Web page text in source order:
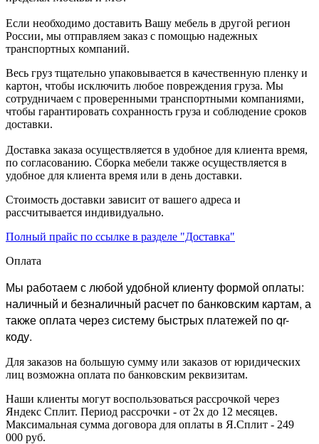
Если необходимо доставить Вашу мебель в другой регион
России, мы отправляем заказ с помощью надежных
транспортных компаний.
Весь груз тщательно упаковывается в качественную пленку и
картон, чтобы исключить любое повреждения груза. Мы
сотрудничаем с проверенными транспортными компаниями,
чтобы гарантировать сохранность груза и соблюдение сроков
доставки.
Доставка заказа осуществляется в удобное для клиента время,
по согласованию. Сборка мебели также осуществляется в
удобное для клиента время или в день доставки.
Стоимость доставки зависит от вашего адреса и
рассчитывается индивидуально.
Полный прайс по ссылке в разделе "Доставка"
Оплата
Мы работаем с любой удобной клиенту формой оплаты:
наличный и безналичный расчет по банковским картам, а
также оплата через систему быстрых платежей по qr-
коду.
Для заказов на большую сумму или заказов от юридических
лиц возможна оплата по банковским реквизитам.
Наши клиенты могут воспользоваться рассрочкой через
Яндекс Сплит. Период рассрочки - от 2х до 12 месяцев.
Максимальная сумма договора для оплаты в Я.Сплит - 249
000 руб.